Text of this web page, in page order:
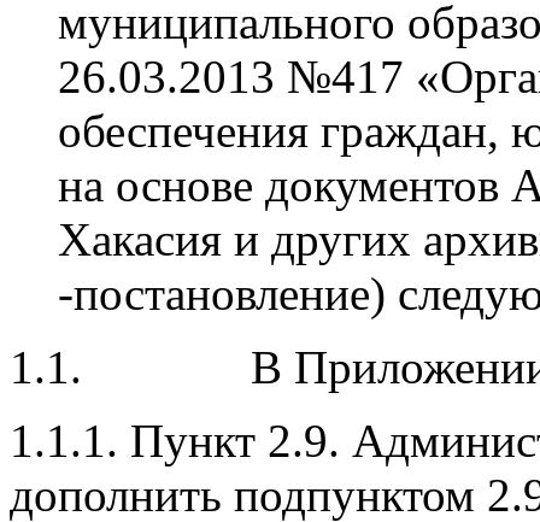
муниципального
26.03.2013 №417
обеспечения граждан,
на основе документов
Хакасия и других
-постановление)
1.1. В Приложении
1.1.1. Пункт 2.9.
дополнить подпунктом